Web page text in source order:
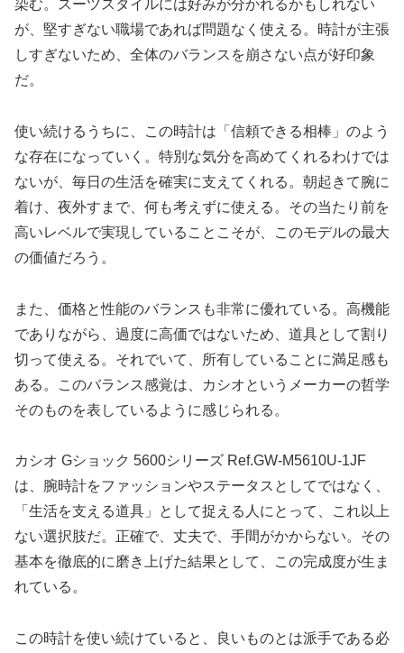
染む。スーツスタイルには好みが分かれるかもしれない
が、堅すぎない職場であれば問題なく使える。時計が主張
しすぎないため、全体のバランスを崩さない点が好印象
だ。
使い続けるうちに、この時計は「信頼できる相棒」のよう
な存在になっていく。特別な気分を高めてくれるわけでは
ないが、毎日の生活を確実に支えてくれる。朝起きて腕に
着け、夜外すまで、何も考えずに使える。その当たり前を
高いレベルで実現していることこそが、このモデルの最大
の価値だろう。
また、価格と性能のバランスも非常に優れている。高機能
でありながら、過度に高価ではないため、道具として割り
切って使える。それでいて、所有していることに満足感も
ある。このバランス感覚は、カシオというメーカーの哲学
そのものを表しているように感じられる。
カシオ Gショック 5600シリーズ Ref.GW-M5610U-1JF
は、腕時計をファッションやステータスとしてではなく、
「生活を支える道具」として捉える人にとって、これ以上
ない選択肢だ。正確で、丈夫で、手間がかからない。その
基本を徹底的に磨き上げた結果として、この完成度が生ま
れている。
この時計を使い続けていると、良いものとは派手である必